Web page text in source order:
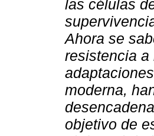
las células
Ahora se
resistencia a
moderna,
objetivo de